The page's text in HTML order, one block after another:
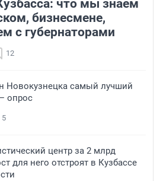
что мы знаем
бизнесмене,
с губернаторами
12
Новокузнецка самый лучший
опрос
5
центр за 2 млрд
для него отстроят в Кузбассе